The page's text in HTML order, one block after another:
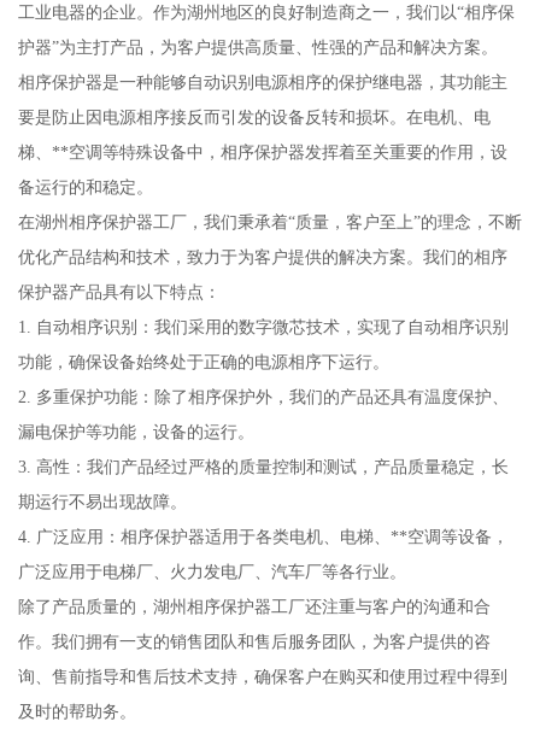
工业电器的企业。作为湖州地区的良好制造商之一，我们以“相序保
护器”为主打产品，为客户提供高质量、性强的产品和解决方案。
相序保护器是一种能够自动识别电源相序的保护继电器，其功能主
要是防止因电源相序接反而引发的设备反转和损坏。在电机、电
梯、**空调等特殊设备中，相序保护器发挥着至关重要的作用，设
备运行的和稳定。
在湖州相序保护器工厂，我们秉承着“质量，客户至上”的理念，不断
优化产品结构和技术，致力于为客户提供的解决方案。我们的相序
保护器产品具有以下特点：
1. 自动相序识别：我们采用的数字微芯技术，实现了自动相序识别
功能，确保设备始终处于正确的电源相序下运行。
2. 多重保护功能：除了相序保护外，我们的产品还具有温度保护、
漏电保护等功能，设备的运行。
3. 高性：我们产品经过严格的质量控制和测试，产品质量稳定，长
期运行不易出现故障。
4. 广泛应用：相序保护器适用于各类电机、电梯、**空调等设备，
广泛应用于电梯厂、火力发电厂、汽车厂等各行业。
除了产品质量的，湖州相序保护器工厂还注重与客户的沟通和合
作。我们拥有一支的销售团队和售后服务团队，为客户提供的咨
询、售前指导和售后技术支持，确保客户在购买和使用过程中得到
及时的帮助务。